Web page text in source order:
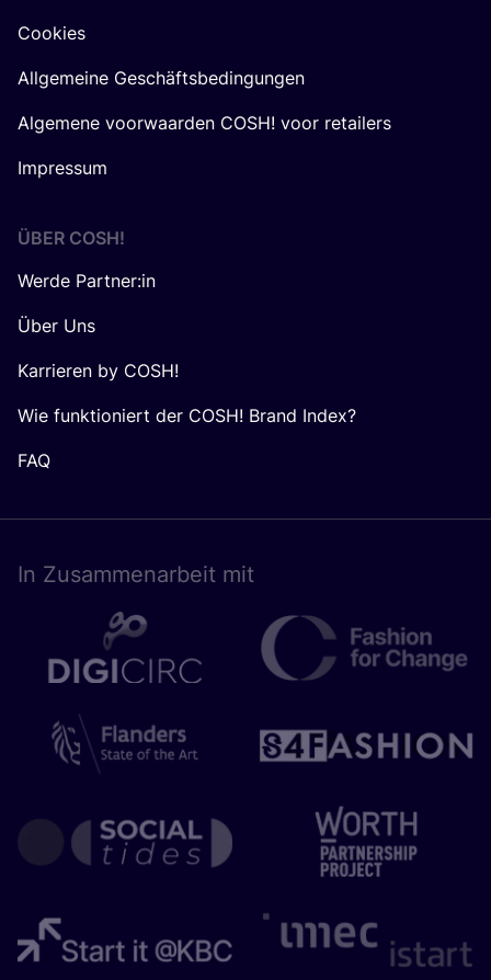
Cookies
Allgemeine Geschäftsbedingungen
Algemene voorwaarden COSH! voor retailers
Impressum
ÜBER COSH!
Werde Partner:in
Über Uns
Karrieren by COSH!
Wie funktioniert der COSH! Brand Index?
FAQ
In Zusam­men­ar­beit mit